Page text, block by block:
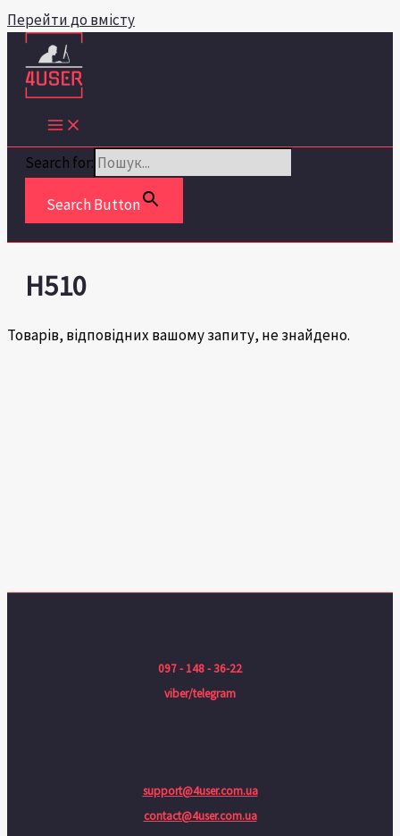
Перейти до вмісту
Search for:
Search Button
H510
Товарів, відповідних вашому запиту, не знайдено.
097 - 148 - 36-22
viber/telegram
support@4user.com.ua
contact@4user.com.ua